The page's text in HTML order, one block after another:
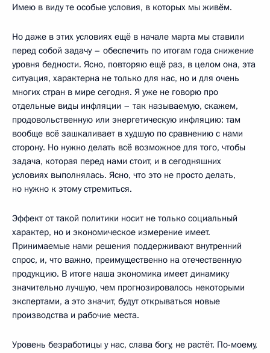
Имею в виду те особые условия, в которых мы живём.
Но даже в этих условиях ещё в начале марта мы ставили
перед собой задачу – обеспечить по итогам года снижение
уровня бедности. Ясно, повторяю ещё раз, в целом она, эта
ситуация, характерна не только для нас, но и для очень
многих стран в мире сегодня. Я уже не говорю про
отдельные виды инфляции – так называемую, скажем,
продовольственную или энергетическую инфляцию: там
вообще всё зашкаливает в худшую по сравнению с нами
сторону. Но нужно делать всё возможное для того, чтобы
задача, которая перед нами стоит, и в сегодняшних
условиях выполнялась. Ясно, что это не просто делать,
но нужно к этому стремиться.
Эффект от такой политики носит не только социальный
характер, но и экономическое измерение имеет.
Принимаемые нами решения поддерживают внутренний
спрос, и, что важно, преимущественно на отечественную
продукцию. В итоге наша экономика имеет динамику
значительно лучшую, чем прогнозировалось некоторыми
экспертами, а это значит, будут открываться новые
производства и рабочие места.
Уровень безработицы у нас, слава богу, не растёт. По-моему,